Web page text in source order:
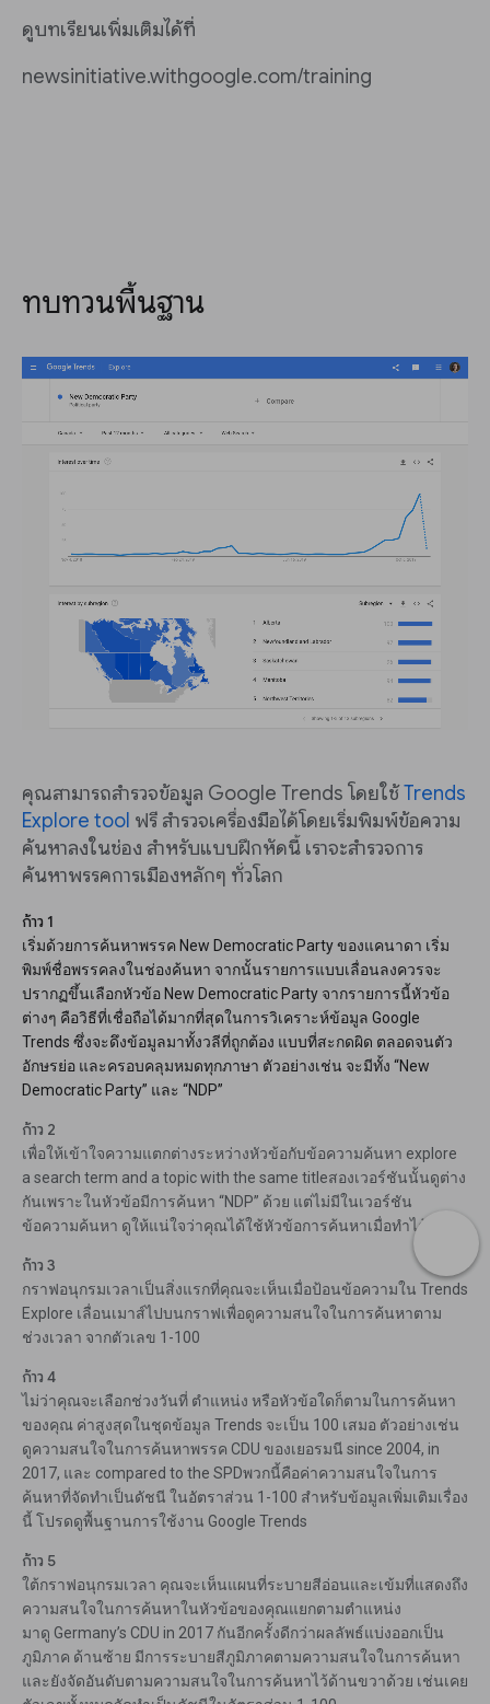
ดูบทเรียนเพิ่มเติมได้ที่
newsinitiative.withgoogle.com/training
ทบทวนพื้นฐาน
คุณสามารถสำรวจข้อมูล Google Trends โดยใช้Trends
Explore tool ฟรี สำรวจเครื่องมือได้โดยเริ่มพิมพ์ข้อความ
ค้นหาลงในช่อง สำหรับแบบฝึกหัดนี้ เราจะสำรวจการ
ค้นหาพรรคการเมืองหลักๆ ทั่วโลก
ก้าว 1
เริ่มด้วยการค้นหาพรรค New Democratic Party ของแคนาดา เริ่ม
พิมพ์ชื่อพรรคลงในช่องค้นหา จากนั้นรายการแบบเลื่อนลงควรจะ
ปรากฏขึ้นเลือกหัวข้อ New Democratic Party จากรายการนี้หัวข้อ
ต่างๆ คือวิธีที่เชื่อถือได้มากที่สุดในการวิเคราะห์ข้อมูล Google
Trends ซึ่งจะดึงข้อมูลมาทั้งวลีที่ถูกต้อง แบบที่สะกดผิด ตลอดจนตัว
อักษรย่อ และครอบคลุมหมดทุกภาษา ตัวอย่างเช่น จะมีทั้ง “New
Democratic Party” และ “NDP”
ก้าว 2
เพื่อให้เข้าใจความแตกต่างระหว่างหัวข้อกับข้อความค้นหา explore
a search term and a topic with the same titleสองเวอร์ชันนั้นดูต่าง
กันเพราะในหัวข้อมีการค้นหา “NDP” ด้วย แต่ไม่มีในเวอร์ชัน
ข้อความค้นหา ดูให้แน่ใจว่าคุณได้ใช้หัวข้อการค้นหาเมื่อทำได้
ก้าว 3
กราฟอนุกรมเวลาเป็นสิ่งแรกที่คุณจะเห็นเมื่อป้อนข้อความใน Trends
Explore เลื่อนเมาส์ไปบนกราฟเพื่อดูความสนใจในการค้นหาตาม
ช่วงเวลา จากตัวเลข 1-100
ก้าว 4
ไม่ว่าคุณจะเลือกช่วงวันที่ ตำแหน่ง หรือหัวข้อใดก็ตามในการค้นหา
ของคุณ ค่าสูงสุดในชุดข้อมูล Trends จะเป็น 100 เสมอ ตัวอย่างเช่น
ดูความสนใจในการค้นหาพรรค CDU ของเยอรมนี since 2004, in
2017, และ compared to the SPDพวกนี้คือค่าความสนใจในการ
ค้นหาที่จัดทำเป็นดัชนี ในอัตราส่วน 1-100 สำหรับข้อมูลเพิ่มเติมเรื่อง
นี้ โปรดดูพื้นฐานการใช้งาน Google Trends
ก้าว 5
ใต้กราฟอนุกรมเวลา คุณจะเห็นแผนที่ระบายสีอ่อนและเข้มที่แสดงถึง
ความสนใจในการค้นหาในหัวข้อของคุณแยกตามตำแหน่ง
มาดู Germany’s CDU in 2017 กันอีกครั้งดีกว่าผลลัพธ์แบ่งออกเป็น
ภูมิภาค ด้านซ้าย มีการระบายสีภูมิภาคตามความสนใจในการค้นหา
และยังจัดอันดับตามความสนใจในการค้นหาไว้ด้านขวาด้วย เช่นเคย